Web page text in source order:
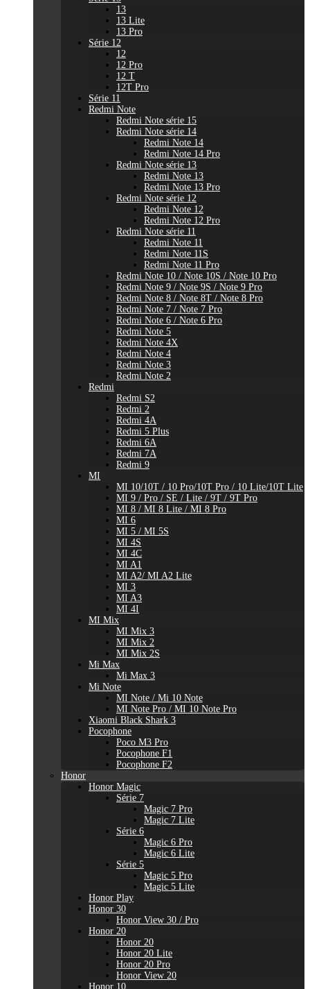
13
13 Lite
13 Pro
Série 12
12
12 Pro
12 T
12T Pro
Série 11
Redmi Note
Redmi Note série 15
Redmi Note série 14
Redmi Note 14
Redmi Note 14 Pro
Redmi Note série 13
Redmi Note 13
Redmi Note 13 Pro
Redmi Note série 12
Redmi Note 12
Redmi Note 12 Pro
Redmi Note série 11
Redmi Note 11
Redmi Note 11S
Redmi Note 11 Pro
Redmi Note 10 / Note 10S / Note 10 Pro
Redmi Note 9 / Note 9S / Note 9 Pro
Redmi Note 8 / Note 8T / Note 8 Pro
Redmi Note 7 / Note 7 Pro
Redmi Note 6 / Note 6 Pro
Redmi Note 5
Redmi Note 4X
Redmi Note 4
Redmi Note 3
Redmi Note 2
Redmi
Redmi S2
Redmi 2
Redmi 4A
Redmi 5 Plus
Redmi 6A
Redmi 7A
Redmi 9
MI
MI 10/10T / 10 Pro/10T Pro / 10 Lite/10T Lite
MI 9 / Pro / SE / Lite / 9T / 9T Pro
MI 8 / MI 8 Lite / MI 8 Pro
MI 6
MI 5 / MI 5S
MI 4S
MI 4C
MI A1
MI A2/ MI A2 Lite
MI 3
MI A3
MI 4I
MI Mix
MI Mix 3
MI Mix 2
MI Mix 2S
Mi Max
Mi Max 3
Mi Note
MI Note / Mi 10 Note
MI Note Pro / MI 10 Note Pro
Xiaomi Black Shark 3
Pocophone
Poco M3 Pro
Pocophone F1
Pocophone F2
Honor
Honor Magic
Série 7
Magic 7 Pro
Magic 7 Lite
Série 6
Magic 6 Pro
Magic 6 Lite
Série 5
Magic 5 Pro
Magic 5 Lite
Honor Play
Honor 30
Honor View 30 / Pro
Honor 20
Honor 20
Honor 20 Lite
Honor 20 Pro
Honor View 20
Honor 10